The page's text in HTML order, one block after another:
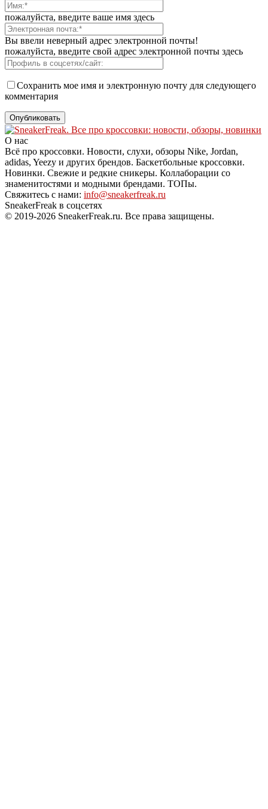
пожалуйста, введите ваше имя здесь
Вы ввели неверный адрес электронной почты!
пожалуйста, введите свой адрес электронной почты здесь
Сохранить мое имя и электронную почту для следующего
комментария
О нас
Всё про кроссовки. Новости, слухи, обзоры Nike, Jordan,
adidas, Yeezy и других брендов. Баскетбольные кроссовки.
Новинки. Свежие и редкие сникеры. Коллаборации со
знаменитостями и модными брендами. ТОПы.
Свяжитесь с нами: info@sneakerfreak.ru
SneakerFreak в соцсетях
© 2019-2026 SneakerFreak.ru. Все права защищены.